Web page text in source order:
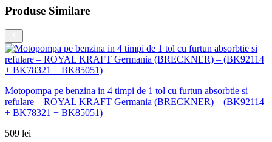
Produse Similare